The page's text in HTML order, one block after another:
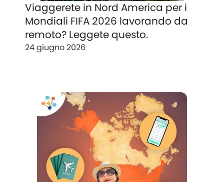
Viaggerete in Nord America per i
Mondiali FIFA 2026 lavorando da
remoto? Leggete questo.
24 giugno 2026